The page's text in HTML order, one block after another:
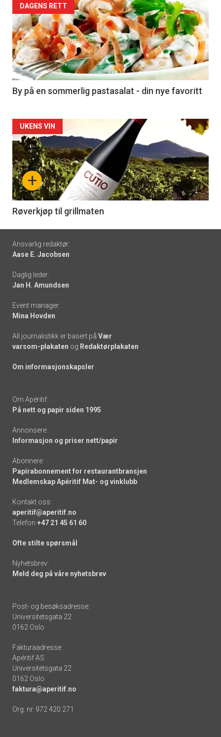
Forsiden
akkurat
nå
-
5
DAGENS RETT
By på en sommerlig pastasalat - din nye favoritt
Forsiden
akkurat
nå
-
6
+
UKENS VIN
Røverkjøp til grillmaten
Footer
-
links
Ansvarlig redaktør:
Aase E. Jacobsen
Daglig leder:
Jan H. Amundsen
Event manager:
Mina Hovden
All journalistikk er basert på Vær
varsom-plakaten og Redaktørplakaten
Om informasjonskapsler
Om Apéritif:
På nett og papir siden 1995
Annonsere:
Informasjon og priser nett/papir
Abonnere:
Papirabonnement for restaurantbransjen
Medlemskap Apéritif Mat- og vinklubb
Kontakt oss:
aperitif@aperitif.no
Telefon +47 21 45 61 60
Ofte stilte spørsmål
Nyhetsbrev:
Meld deg på våre nyhetsbrev
Post- og besøksadresse:
Universitetsgata 22
0162 Oslo
Fakturaadresse:
Apéritif AS
Universitetsgata 22
0162 Oslo
faktura@aperitif.no
Org. nr. 972 420 271